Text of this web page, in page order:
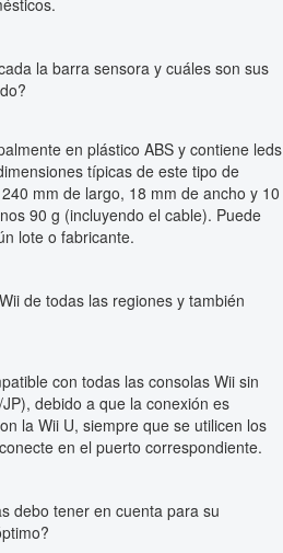
la barra sensora y cuáles son sus
en plástico ABS y contiene leds
típicas de este tipo de
mm de largo, 18 mm de ancho y 10
90 g (incluyendo el cable). Puede
lote o fabricante.
de todas las regiones y también
con todas las consolas Wii sin
debido a que la conexión es
la Wii U, siempre que se utilicen los
en el puerto correspondiente.
debo tener en cuenta para su